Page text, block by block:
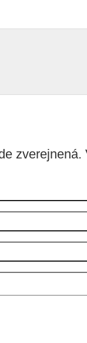
zverejnená.